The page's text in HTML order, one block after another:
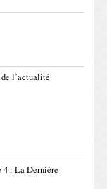
l’actualité
4 : La Dernière